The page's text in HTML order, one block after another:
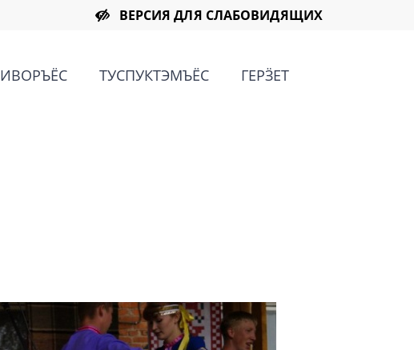
ВЕРСИЯ ДЛЯ СЛАБОВИДЯЩИХ
ИВОРЪЁС ТУСПУКТЭМЪЁС ГЕРӞЕТ